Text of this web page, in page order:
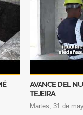
AVANCE DEL
TEJEIRA
martes, 31 de